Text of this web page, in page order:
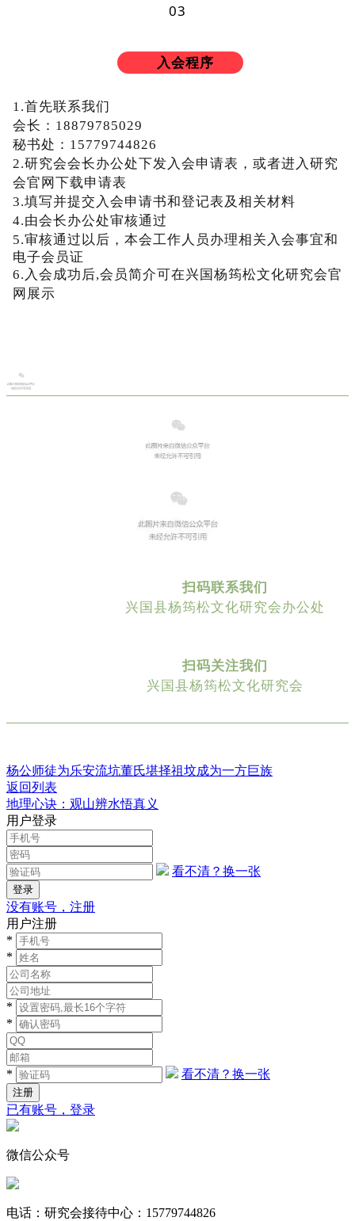
03
入会程序
1 .首先联系我们
会长 ： 1 8879785029
秘书处 ： 1 5779744826
2.研究会会长办公处下发 入 会申 请表 ， 或者进 入 研究
会官 网 下载申 请表
3.填写并提交 入 会申 请书和登记表 及 相关材料
4.由会长办公处审核通过
5.审核通过 以 后 ， 本会工作 人 员 办理相关 入 会事宜和
电子会 员证
6. 入 会 成功 后,会 员简介可在兴国 杨筠松文化研究会官
网 展示
扫码联系我们
兴国县杨筠松文化研究会办公处
扫码关注我们
兴国县杨筠松文化研究会
杨公师徒为乐安流坑董氏堪择祖坟成为一方巨族
返回列表
地理心诀：观山辨水悟真义
用户登录
看不清？换一张
没有账号，注册
用户注册
*
*
*
*
* 看不清？换一张
已有账号，登录
微信公众号
电话：研究会接待中心：15779744826